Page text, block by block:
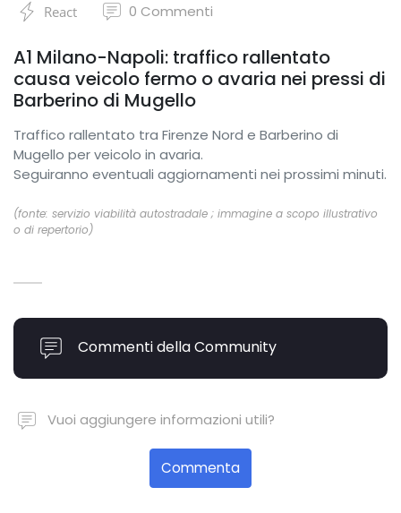
React 0 Commenti
A1 Milano-Napoli: traffico rallentato
causa veicolo fermo o avaria nei pressi di
Barberino di Mugello
Traffico rallentato tra Firenze Nord e Barberino di
Mugello per veicolo in avaria.
Seguiranno eventuali aggiornamenti nei prossimi minuti.
(fonte: servizio viabilità autostradale ; immagine a scopo illustrativo
o di repertorio)
Commenti della Community
Vuoi aggiungere informazioni utili?
Commenta